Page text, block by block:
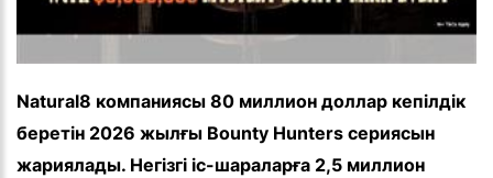
Natural8 компаниясы 80 миллион доллар кепілдік
беретін 2026 жылғы Bounty Hunters сериясын
жариялады. Негізгі іс-шараларға 2,5 миллион